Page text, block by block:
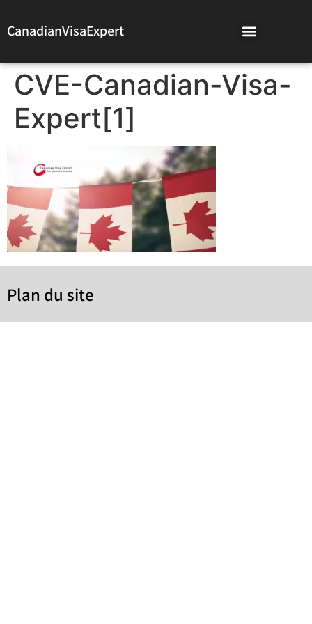
CanadianVisaExpert
CVE-Canadian-Visa-
Expert[1]
Plan du site